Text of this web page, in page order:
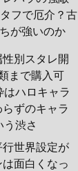
フで厄介？古
が強いのか
性別スタレ開
まで購入可
ハロキャラ
ずのキャラ
渋さ
行世界設定が
面白くなっ